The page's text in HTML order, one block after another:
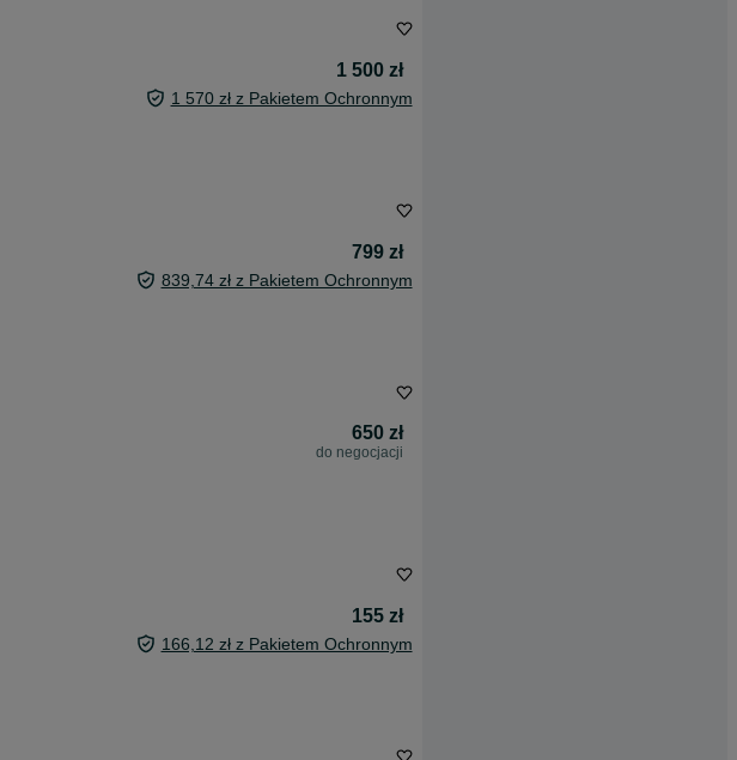
1 500 zł
1 570 zł z Pakietem Ochronnym
799 zł
839,74 zł z Pakietem Ochronnym
650 zł
do negocjacji
155 zł
166,12 zł z Pakietem Ochronnym